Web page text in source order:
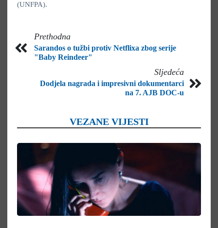
(UNFPA).
Prethodna
Sarandos o tužbi protiv Netflixa zbog serije
"Baby Reindeer"
Sljedeća
Dodjela nagrada i impresivni dokumentarci
na 7. AJB DOC-u
VEZANE VIJESTI